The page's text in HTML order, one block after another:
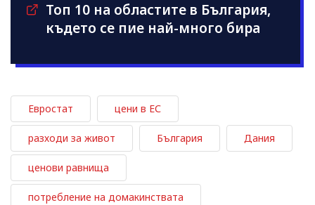
Топ 10 на областите в България,
където се пие най-много бира
Евростат цени в ЕС
разходи за живот България Дания
ценови равнища
потребление на домакинствата